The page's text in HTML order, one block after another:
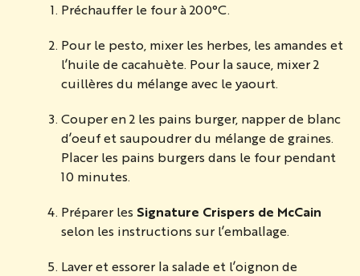
Préchauffer le four à 200°C.
Pour le pesto, mixer les herbes, les amandes et
l’huile de cacahuète. Pour la sauce, mixer 2
cuillères du mélange avec le yaourt.
Couper en 2 les pains burger, napper de blanc
d’oeuf et saupoudrer du mélange de graines.
Placer les pains burgers dans le four pendant
10 minutes.
Préparer les Signature Crispers de McCain
selon les instructions sur l’emballage.
Laver et essorer la salade et l’oignon de